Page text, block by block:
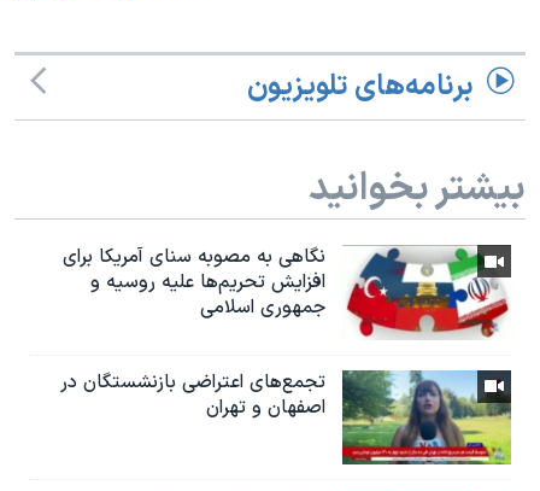
برنامه‌های تلویزیون
بیشتر بخوانید
نگاهی به مصوبه سنای آمریکا برای
افزایش تحریم‌ها علیه روسیه و
جمهوری اسلامی
تجمع‌های اعتراضی بازنشستگان در
اصفهان و تهران